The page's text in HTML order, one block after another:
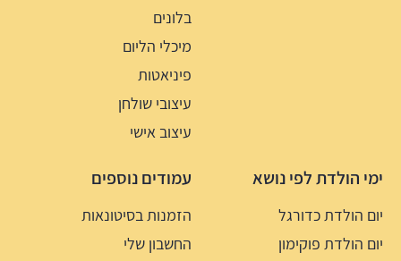
בלונים
מיכלי הליום
פיניאטות
עיצובי שולחן
עיצוב אישי
ימי הולדת לפי נושא
יום הולדת כדורגל
יום הולדת פוקימון
עמודים נוספים
הזמנות בסיטונאות
החשבון שלי